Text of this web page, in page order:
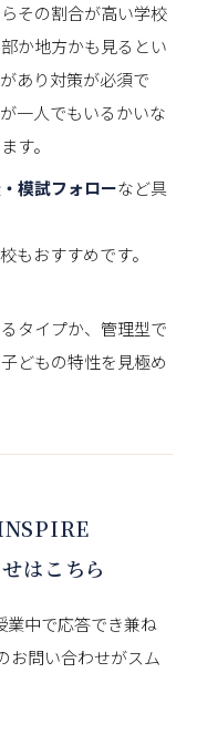
その割合が高い学校
か地方かも見るとい
あり対策が必須で
一人でもいるかいな
す。
模試フォローなど具
もおすすめです。
タイプか、管理型で
どもの特性を見極め
はこちら
業中で応答でき兼ね
お問い合わせがスム